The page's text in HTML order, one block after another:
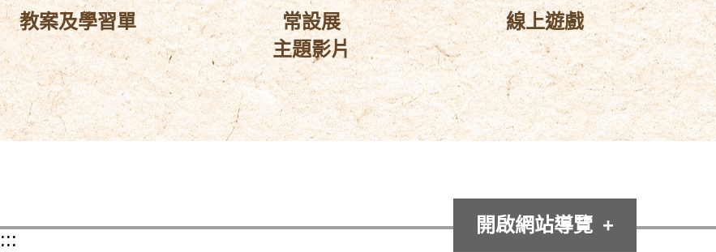
教案及學習單
常設展
主題影片
線上遊戲
:::
開啟網站導覽